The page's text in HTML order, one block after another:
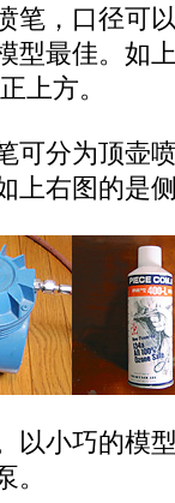
笔，口径可
型最佳。如
上方。
分为顶壶
上右图的是
小巧的模